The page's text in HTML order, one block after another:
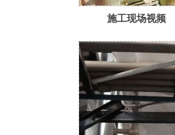
施工现场视频